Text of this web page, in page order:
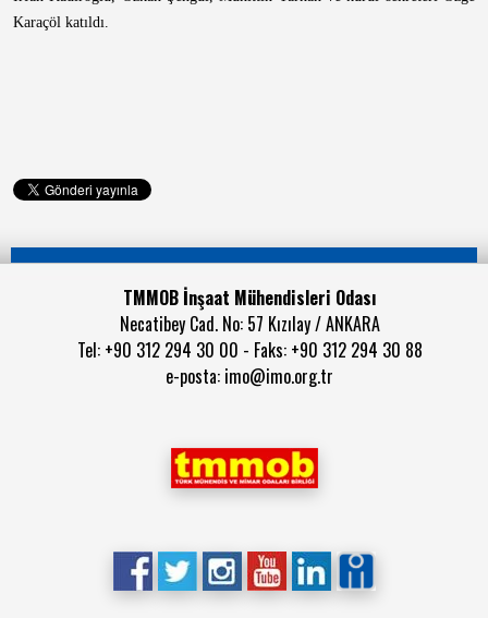
Karaçöl katıldı.
TMMOB İnşaat Mühendisleri Odası
Necatibey Cad. No: 57 Kızılay / ANKARA
Tel: +90 312 294 30 00 - Faks: +90 312 294 30 88
e-posta: imo@imo.org.tr